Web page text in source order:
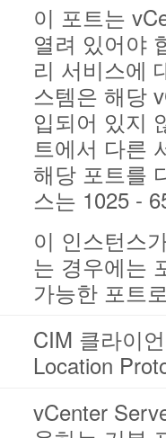
이 포트는
열려 있어야
리 서비스에
스템은 해당
입되어 있지
트에서 다른
해당 포트를
스는 1025 -
이 인스턴스
는 경우에는
가능한 포트
CIM 클라이
Location
vCenter